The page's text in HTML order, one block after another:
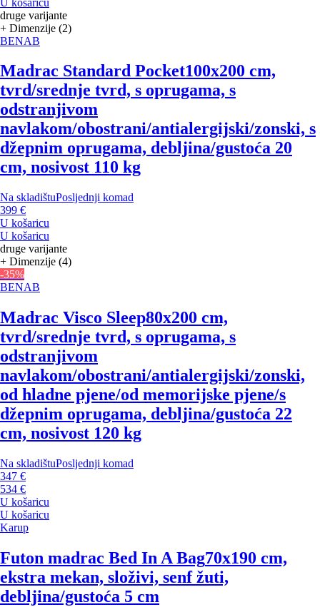
druge varijante
+ Dimenzije (2)
BENAB
Madrac Standard Pocket100x200 cm,
tvrd/srednje tvrd, s oprugama, s
odstranjivom
navlakom/obostrani/antialergijski/zonski, s
džepnim oprugama, debljina/gustoća 20
cm, nosivost 110 kg
Na skladištuPosljednji komad
399 €
U košaricu
U košaricu
druge varijante
+ Dimenzije (4)
-35%
BENAB
Madrac Visco Sleep80x200 cm,
tvrd/srednje tvrd, s oprugama, s
odstranjivom
navlakom/obostrani/antialergijski/zonski,
od hladne pjene/od memorijske pjene/s
džepnim oprugama, debljina/gustoća 22
cm, nosivost 120 kg
Na skladištuPosljednji komad
347 €
534 €
U košaricu
U košaricu
Karup
Futon madrac Bed In A Bag70x190 cm,
ekstra mekan, složivi, senf žuti,
debljina/gustoća 5 cm